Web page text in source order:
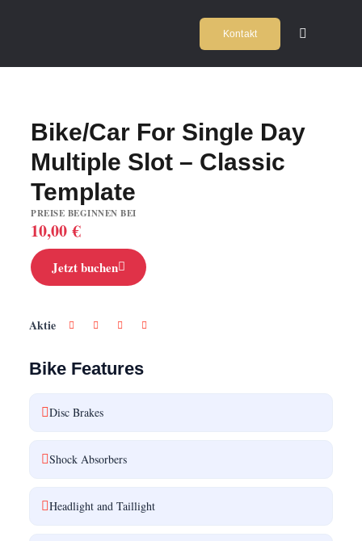
springen
Kontakt
Toggle
Bike/Car For Single Day
Multiple Slot – Classic
Template
PREISE BEGINNEN BEI
10,00€
Jetzt buchen
Aktie
Bike Features
Disc Brakes
Shock Absorbers
Headlight and Taillight